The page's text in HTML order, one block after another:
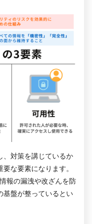
、対策を講じているか
な要素になります。
報の漏洩や改ざんを防
基盤が整っているとい